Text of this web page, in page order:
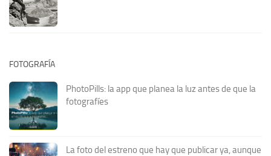
FOTOGRAFÍA
PhotoPills: la app que planea la luz antes de que la
fotografíes
La foto del estreno que hay que publicar ya, aunque